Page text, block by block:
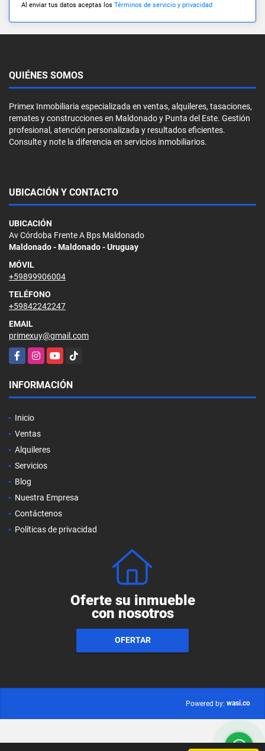
Al enviar tus datos aceptas los Términos de servicio y privacidad
QUIÉNES SOMOS
Primex Inmobiliaria especializada en ventas, alquileres, tasaciones,
remates y construcciones en Maldonado y Punta del Este. Gestión
profesional, atención personalizada y resultados eficientes.
Consulte y note la diferencia en servicios inmobiliarios.
UBICACIÓN Y CONTACTO
UBICACIÓN
Av Córdoba Frente A Bps Maldonado
Maldonado - Maldonado - Uruguay
MÓVIL
+59899906004
TELÉFONO
+59842242247
EMAIL
primexuy@gmail.com
FacebookInstagramYouTubeTikTok
INFORMACIÓN
Inicio
Ventas
Alquileres
Servicios
Blog
Nuestra Empresa
Contáctenos
Políticas de privacidad
Oferte su inmueble
con nosotros
OFERTAR
Powered by: wasi.co